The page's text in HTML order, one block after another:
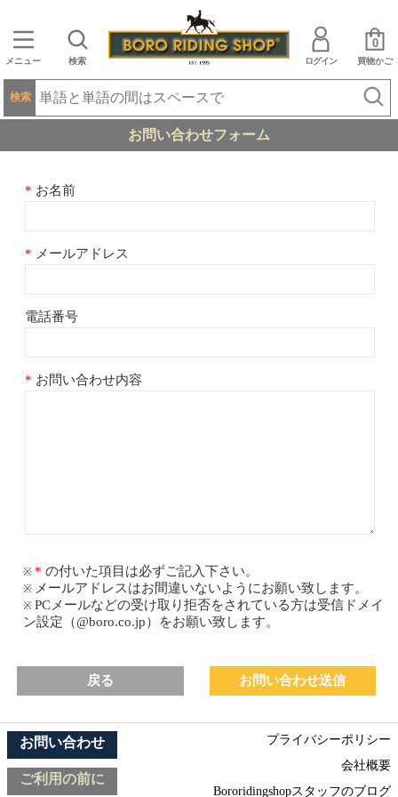
メニュー 検索 ログイン 買物かご
0
検索
お問い合わせフォーム
お名前
メールアドレス
電話番号
お問い合わせ内容
の付いた項目は必ずご記入下さい。
メールアドレスはお間違いないようにお願い致します。
PCメールなどの受け取り拒否をされている方は受信ドメイ
ン設定（@boro.co.jp）をお願い致します。
戻る
お問い合わせ
ご利用の前に
プライバシーポリシー
会社概要
Bororidingshopスタッフのブログ